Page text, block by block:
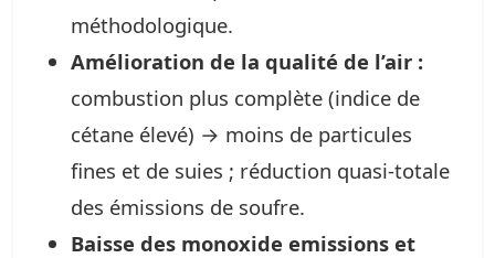
méthodologique.
Amélioration de la qualité de l’air :
combustion plus complète (indice de
cétane élevé) → moins de particules
fines et de suies ; réduction quasi‑totale
des émissions de soufre.
Baisse des monoxide emissions et